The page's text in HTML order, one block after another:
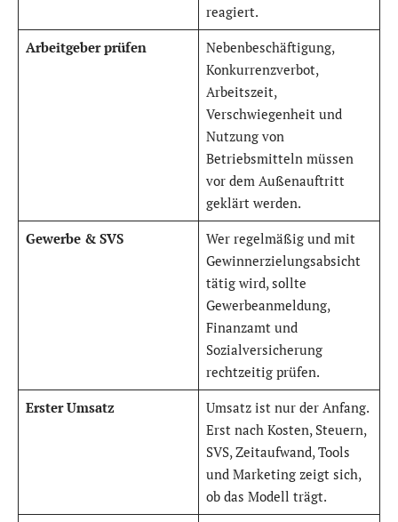
reagiert.
Arbeitgeber prüfen
Nebenbeschäftigung,
Konkurrenzverbot,
Arbeitszeit,
Verschwiegenheit und
Nutzung von
Betriebsmitteln müssen
vor dem Außenauftritt
geklärt werden.
Gewerbe & SVS
Wer regelmäßig und mit
Gewinnerzielungsabsicht
tätig wird, sollte
Gewerbeanmeldung,
Finanzamt und
Sozialversicherung
rechtzeitig prüfen.
Erster Umsatz
Umsatz ist nur der Anfang.
Erst nach Kosten, Steuern,
SVS, Zeitaufwand, Tools
und Marketing zeigt sich,
ob das Modell trägt.